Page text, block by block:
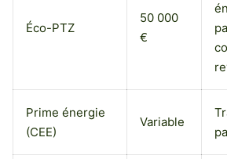
Éco-PTZ
50 000
€
Prime énergie
(CEE)
Variable